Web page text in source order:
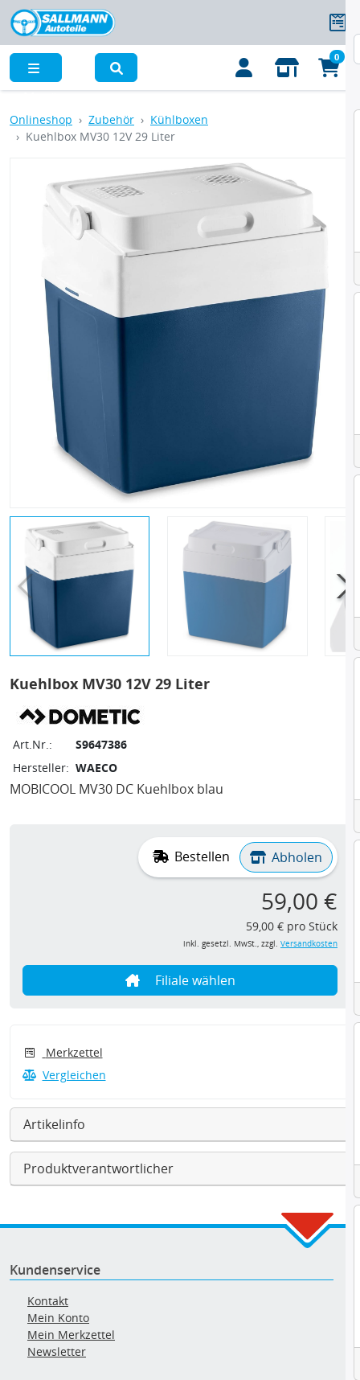
0
Onlineshop Zubehör
Kühlboxen
Kuehlbox MV30 12V 29 Liter
Kuehlbox MV30 12V 29 Liter
Art.Nr.:
S9647386
Hersteller: WAECO
MOBICOOL MV30 DC Kuehlbox blau
Bestellen Abholen
59,00 €
59,00 € pro Stück
inkl. gesetzl. MwSt., zzgl. Versandkosten
Filiale wählen
Merkzettel
Vergleichen
Artikelinfo
Produktverantwortlicher
Kundenservice
Kontakt
Mein Konto
Mein Merkzettel
Newsletter